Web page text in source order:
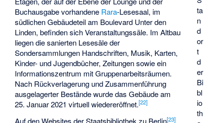
ta
n
d
or
t
d
er
Bi
bl
io
th
Buchausgabe vorhandene Rara-Lesesaal, im
südlichen Gebäudeteil am Boulevard Unter den
Linden, befinden sich Veranstaltungssäle. Im Altbau
liegen die sanierten Lesesäle der
Sondersammlungen Handschriften, Musik, Karten,
Kinder- und Jugendbücher, Zeitungen sowie ein
Informationszentrum mit Gruppenarbeitsräumen.
Nach Rückverlagerung und Zusammenführung
ausgelagerter Bestände wurde das Gebäude am
25. Januar 2021 virtuell wiedereröffnet.[22]
[23]